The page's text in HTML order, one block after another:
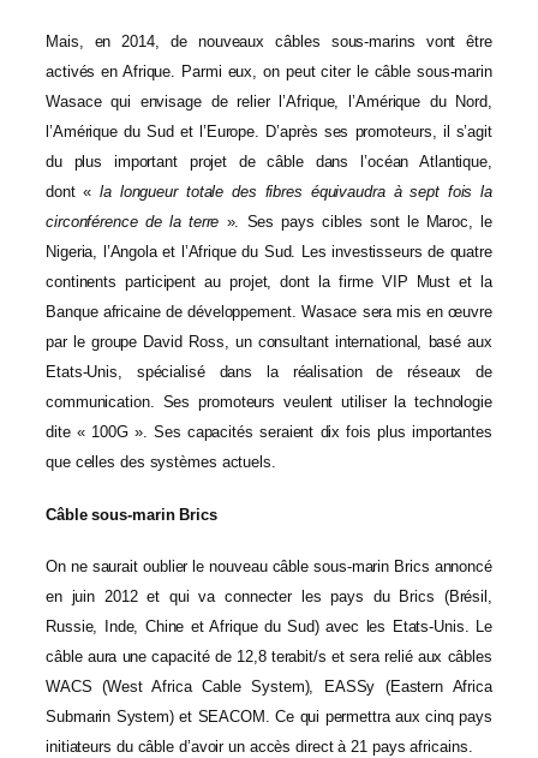
Mais, en 2014, de nouveaux câbles sous-marins vont être
activés en Afrique. Parmi eux, on peut citer le câble sous-marin
Wasace qui envisage de relier l’Afrique, l’Amérique du Nord,
l’Amérique du Sud et l’Europe. D’après ses promoteurs, il s’agit
du plus important projet de câble dans l’océan Atlantique,
dont «la longueur totale des fibres équivaudra à sept fois la
circonférence de la terre ». Ses pays cibles sont le Maroc, le
Nigeria, l’Angola et l’Afrique du Sud. Les investisseurs de quatre
continents participent au projet, dont la firme VIP Must et la
Banque africaine de développement. Wasace sera mis en œuvre
par le groupe David Ross, un consultant international, basé aux
Etats-Unis, spécialisé dans la réalisation de réseaux de
communication. Ses promoteurs veulent utiliser la technologie
dite « 100G ». Ses capacités seraient dix fois plus importantes
que celles des systèmes actuels.
Câble sous-marin Brics
On ne saurait oublier le nouveau câble sous-marin Brics annoncé
en juin 2012 et qui va connecter les pays du Brics (Brésil,
Russie, Inde, Chine et Afrique du Sud) avec les Etats-Unis. Le
câble aura une capacité de 12,8 terabit/s et sera relié aux câbles
WACS (West Africa Cable System), EASSy (Eastern Africa
Submarin System) et SEACOM. Ce qui permettra aux cinq pays
initiateurs du câble d’avoir un accès direct à 21 pays africains.